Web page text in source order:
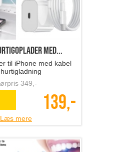
med...
til iPhone med kabel
349,-
139,-
Læs mere